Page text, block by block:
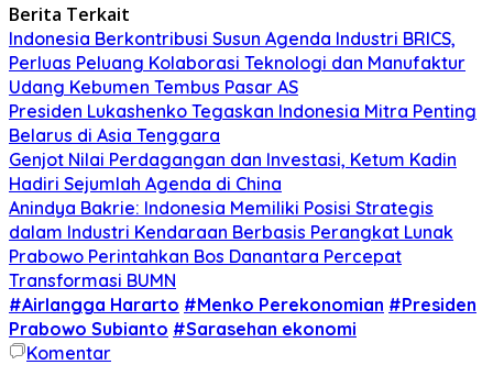
Berita Terkait
Indonesia Berkontribusi Susun Agenda Industri BRICS,
Perluas Peluang Kolaborasi Teknologi dan Manufaktur
Udang Kebumen Tembus Pasar AS
Presiden Lukashenko Tegaskan Indonesia Mitra Penting
Belarus di Asia Tenggara
Genjot Nilai Perdagangan dan Investasi, Ketum Kadin
Hadiri Sejumlah Agenda di China
Anindya Bakrie: Indonesia Memiliki Posisi Strategis
dalam Industri Kendaraan Berbasis Perangkat Lunak
Prabowo Perintahkan Bos Danantara Percepat
Transformasi BUMN
#Airlangga Hararto #Menko Perekonomian #Presiden
Prabowo Subianto #Sarasehan ekonomi
Komentar